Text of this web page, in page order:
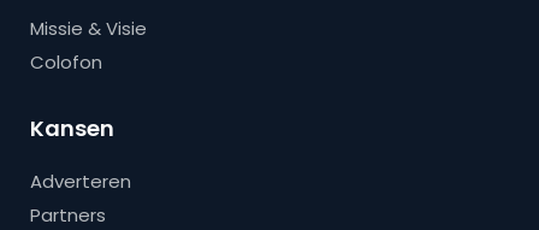
Missie & Visie
Colofon
Kansen
Adverteren
Partners